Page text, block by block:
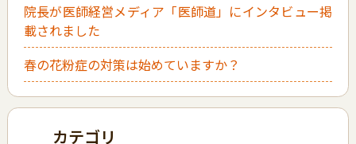
院長が医師経営メディア「医師道」にインタビュー掲
載されました
春の花粉症の対策は始めていますか？
カテゴリ